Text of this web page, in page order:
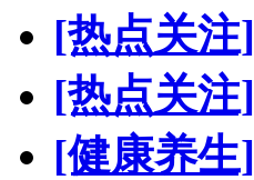
[热点关注]
[热点关注]
[健康养生]